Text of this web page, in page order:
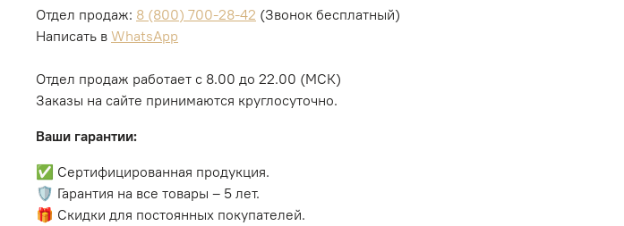
Отдел продаж: 8 (800) 700-28-42 (Звонок бесплатный)
Написать в WhatsApp
Отдел продаж работает с 8.00 до 22.00 (МСК)
Заказы на сайте принимаются круглосуточно.
Ваши гарантии:
✅ Сертифицированная продукция.
🛡️ Гарантия на все товары – 5 лет.
🎁 Скидки для постоянных покупателей.